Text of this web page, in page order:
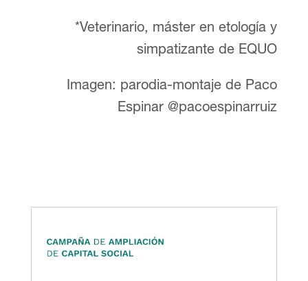
*Veterinario, máster en etología y
simpatizante de EQUO
Imagen: parodia-montaje de Paco
Espinar‏ @pacoespinarruiz